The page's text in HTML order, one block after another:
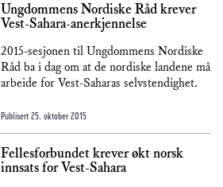
Ungdommens Nordiske Råd krever
Vest-Sahara-anerkjennelse
2015-sesjonen til Ungdommens Nordiske
Råd ba i dag om at de nordiske landene må
arbeide for Vest-Saharas selvstendighet.
Publisert 25. oktober 2015
Fellesforbundet krever økt norsk
innsats for Vest-Sahara